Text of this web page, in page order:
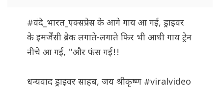
#वंदे_भारत_एक्सप्रेसके आगे गाय आ गई, ड्राइवर
के इमर्जेंसी ब्रेक लगाते-लगाते फिर भी आधी गाय ट्रेन
नीचे आ गई, "और फंस गई!!
धन्यवाद ड्राइवर साहब, जय श्रीकृष्ण #viralvideo